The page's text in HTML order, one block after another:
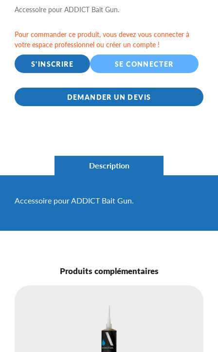
Accessoire pour ADDICT Bait Gun.
Pour commander ce produit, vous devez vous connecter à
votre espace professionnel ou créer un compte !
S'INSCRIRE
SE CONNECTER
DEMANDER UN DEVIS
Description
Accessoire pour ADDICT Bait Gun.
Produits complémentaires